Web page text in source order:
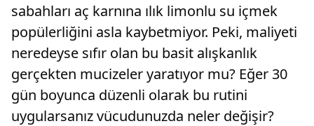
sabahları aç karnına ılık limonlu su içmek
popülerliğini asla kaybetmiyor. Peki, maliyeti
neredeyse sıfır olan bu basit alışkanlık
gerçekten mucizeler yaratıyor mu? Eğer 30
gün boyunca düzenli olarak bu rutini
uygularsanız vücudunuzda neler değişir?